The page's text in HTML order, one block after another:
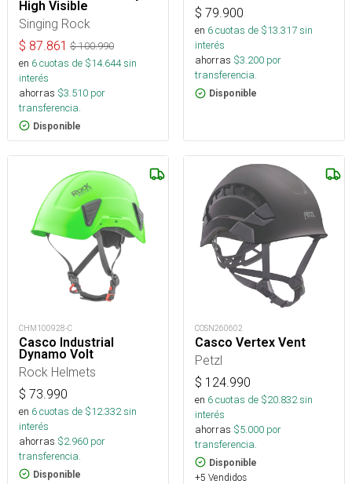
High Visible
Singing Rock
$ 87.861 $100.990
en 6cuotas de $14.644sin
interés
ahorras $3.510 por
transferencia.
Disponible
$ 79.900
en 6cuotas de $13.317sin
interés
ahorras $3.200 por
transferencia.
Disponible
CHM100928-C
Casco Industrial
Dynamo Volt
Rock Helmets
$ 73.990
en 6cuotas de $12.332sin
interés
ahorras $2.960 por
transferencia.
Disponible
COSN260602
Casco Vertex Vent
Petzl
$ 124.990
en 6cuotas de $20.832sin
interés
ahorras $5.000 por
transferencia.
Disponible
+5 Vendidos